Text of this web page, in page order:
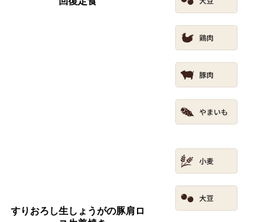
すりおろし生しょうがの豚肩ロ